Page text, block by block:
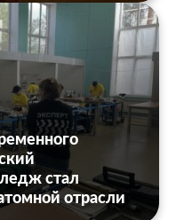
стал
отрасли